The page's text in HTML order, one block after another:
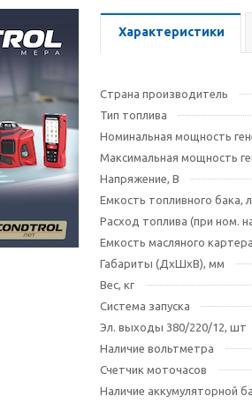
Характеристики
Страна производитель
Тип топлива
Номинальная мощность
Максимальная мощность
Напряжение, В
Емкость топливного бака, л
Расход топлива (при ном.
Емкость масляного
Габариты (ДхШхВ), мм
Вес, кг
Система запуска
Эл. выходы 380/220/12, шт
Наличие вольтметра
Счетчик моточасов
Наличие аккумуляторной